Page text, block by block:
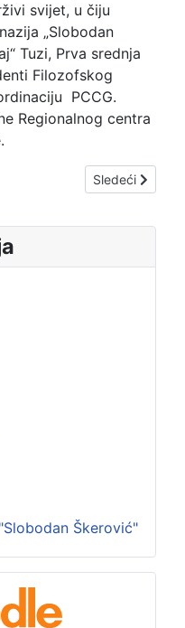
svijet, u čiju
„Slobodan
Tuzi, Prva srednja
Filozofskog
PCCG.
Regionalnog centra
KLUBASledeći članak:
Sledeći
Škerović"